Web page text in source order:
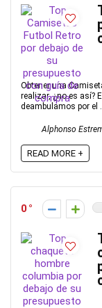
Obtener una
realizar, ¿no es así?
deambulamos por el
Alphonso
READ MORE +
0